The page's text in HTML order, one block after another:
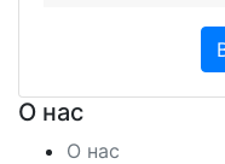
О нас
О нас